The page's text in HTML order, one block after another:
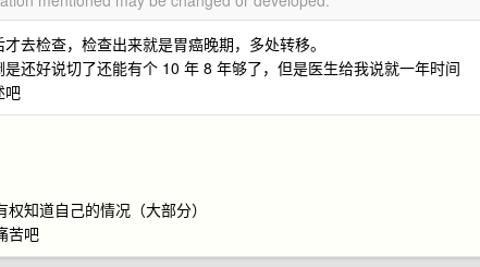
去检查，检查出来就是胃癌晚期，多处转移。
还好说切了还能有个 10 年 8 年够了，但是医生给我说就一年时间
吧
知道自己的情况（大部分）
苦吧